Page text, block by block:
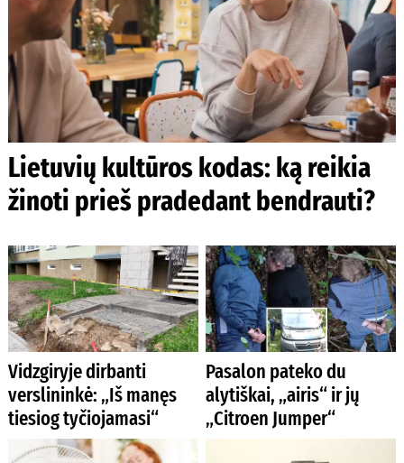
Lietuvių kultūros kodas: ką reikia
žinoti prieš pradedant bendrauti?
Vidzgiryje dirbanti
verslininkė: „Iš manęs
tiesiog tyčiojamasi“
Pasalon pateko du
alytiškai, „airis“ ir jų
„Citroen Jumper“